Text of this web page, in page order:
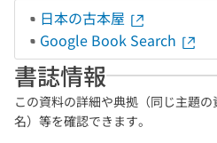
日本の古本屋
Google Book Search
書誌情報
この資料の詳細や典拠（同じ主題
名）等を確認できます。